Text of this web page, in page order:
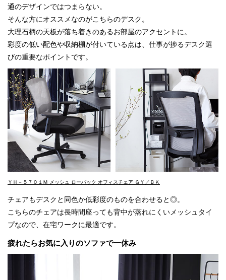
通のデザインではつまらない。
そんな方にオススメなのがこちらのデスク。
大理石柄の天板が落ち着きのあるお部屋のアクセントに。
彩度の低い配色や収納棚が付いている点は、仕事が捗るデスク選
びの重要なポイントです。
ＹＨ－５７０１Ｍ メッシュ ローバック オフィスチェア ＧＹ／ＢＫ
チェアもデスクと同色か低彩度のものを合わせると◎。
こちらのチェアは長時間座っても背中が蒸れにくいメッシュタイ
プなので、在宅ワークに最適です。
疲れたらお気に入りのソファで一休み